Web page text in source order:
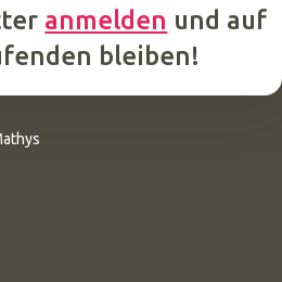
anmelden und auf
bleiben!